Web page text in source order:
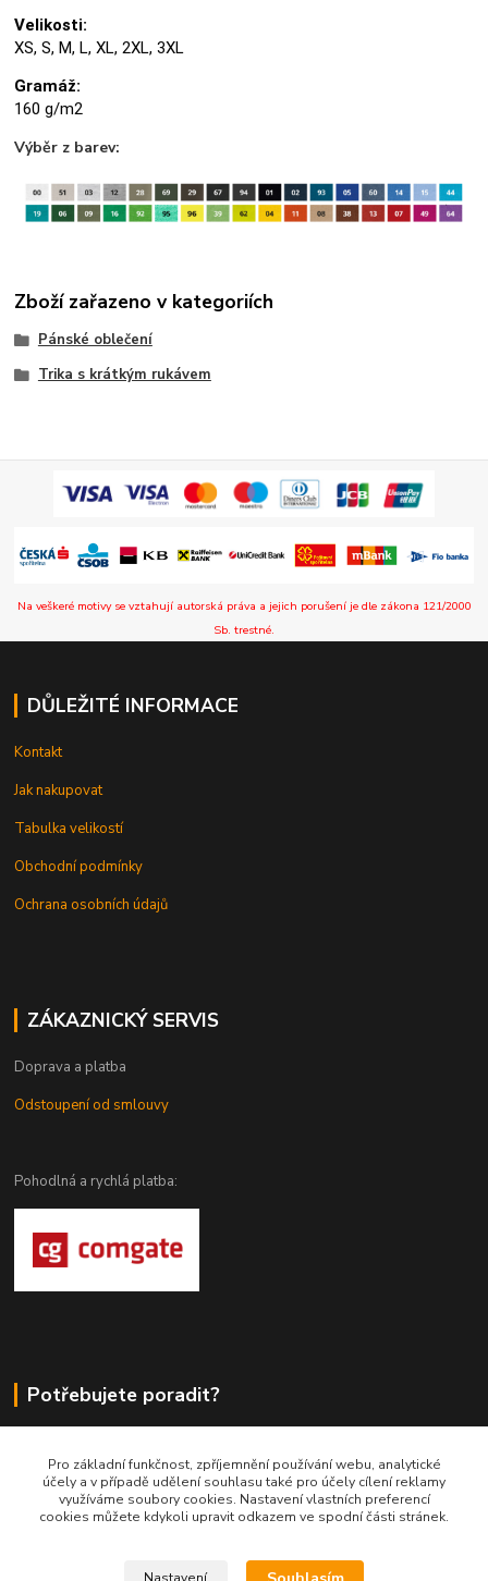
Velikosti:
XS, S, M, L, XL, 2XL, 3XL
Gramáž:
160 g/m2
Výběr z barev:
Zboží zařazeno v kategoriích
Pánské oblečení
Trika s krátkým rukávem
Na veškeré motivy se vztahují autorská práva a jejich porušení je dle zákona 121/2000
Sb. trestné.
DŮLEŽITÉ INFORMACE
Kontakt
Jak nakupovat
Tabulka velikostí
Obchodní podmínky
Ochrana osobních údajů
ZÁKAZNICKÝ SERVIS
Doprava a platba
Odstoupení od smlouvy
Pohodlná a rychlá platba:
Potřebujete poradit?
+420 731 722 844
Pro základní funkčnost, zpříjemnění používání webu, analytické
účely a v případě udělení souhlasu také pro účely cílení reklamy
využíváme soubory cookies. Nastavení vlastních preferencí
cookies můžete kdykoli upravit odkazem ve spodní části stránek.